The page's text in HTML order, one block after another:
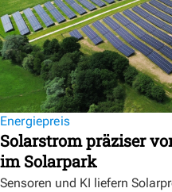
Energiepreis
Solarstrom präziser
im Solarpark
Sensoren und KI liefern